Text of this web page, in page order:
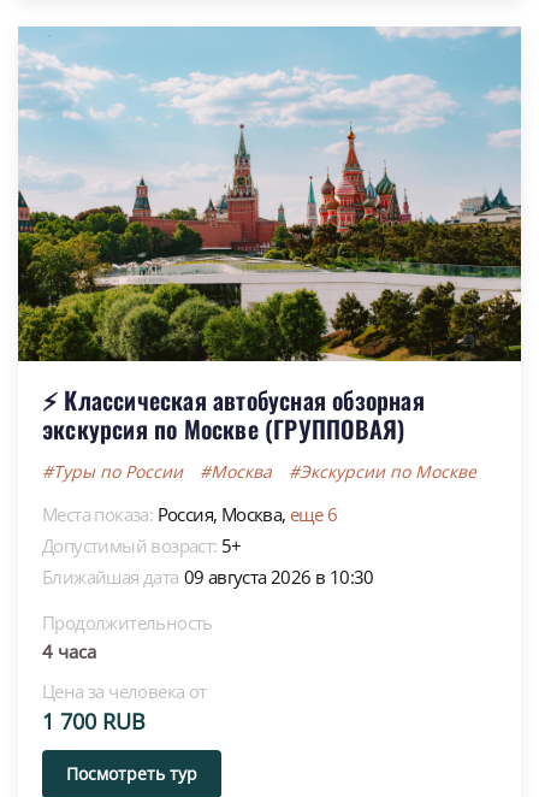
⚡ Классическая автобусная обзорная
экскурсия по Москве (ГРУППОВАЯ)
#Туры по России #Москва #Экскурсии по Москве
Места показа: Россия, Москва,еще 6
Допустимый возраст: 5+
Ближайшая дата 09 августа 2026 в 10:30
Продолжительность
4 часа
Цена за человека от
1 700 RUB
Посмотреть тур